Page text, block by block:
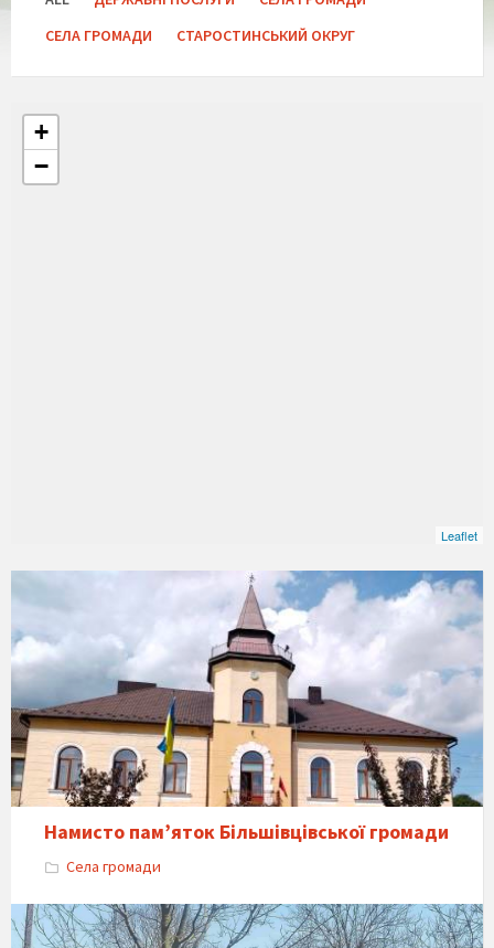
СЕЛА ГРОМАДИ
СТАРОСТИНСЬКИЙ ОКРУГ
+
−
Leaflet
Намисто пам’яток Більшівцівської громади
Села громади